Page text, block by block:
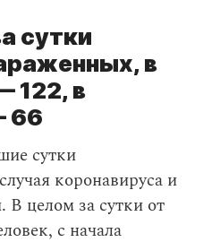
сутки
в
122, в
66
сутки
коронавируса и
В целом за сутки от
с начала